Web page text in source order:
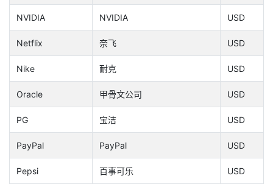
NVIDIA NVIDIA USD
Netflix 奈飞 USD
Nike 耐克 USD
Oracle 甲骨文公司 USD
PG 宝洁 USD
PayPal PayPal USD
Pepsi 百事可乐 USD